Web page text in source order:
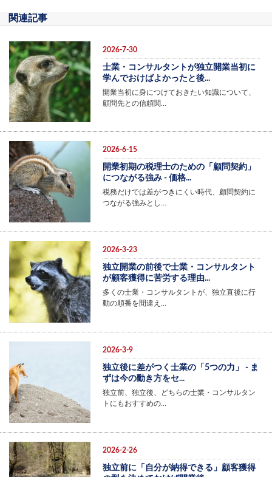
関連記事
2026-7-30
士業・コンサルタントが独立開業当初に
学んでおけばよかったと後...
開業当初に身につけておきたい知識について、
顧問先との信頼関…
2026-6-15
開業初期の税理士のための「顧問契約」
につながる強み - 価格...
税務だけでは差がつきにくい時代、顧問契約に
つながる強みとし…
2026-3-23
独立開業の前後で士業・コンサルタント
が顧客獲得に苦労する理由...
多くの士業・コンサルタントが、独立直後に行
動の順番を間違え…
2026-3-9
独立後に差がつく士業の「5つの力」 - ま
ずは今の動き方をセ...
独立前、独立後、どちらの士業・コンサルタン
トにもおすすめの…
2026-2-26
独立前に「自分が納得できる」顧客獲得